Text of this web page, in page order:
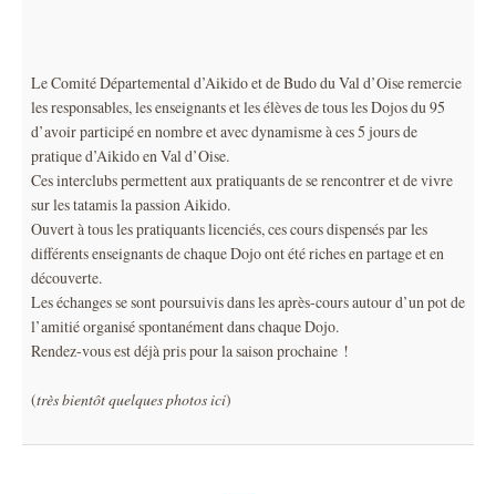
Le Comité Départemental d’Aikido et de Budo du Val d’Oise remercie
les responsables, les enseignants et les élèves de tous les Dojos du 95
d’avoir participé en nombre et avec dynamisme à ces 5 jours de
pratique d’Aikido en Val d’Oise.
Ces interclubs permettent aux pratiquants de se rencontrer et de vivre
sur les tatamis la passion Aikido.
Ouvert à tous les pratiquants licenciés, ces cours dispensés par les
différents enseignants de chaque Dojo ont été riches en partage et en
découverte.
Les échanges se sont poursuivis dans les après-cours autour d’un pot de
l’amitié organisé spontanément dans chaque Dojo.
Rendez-vous est déjà pris pour la saison prochaine !
(très bientôt quelques photos ici)